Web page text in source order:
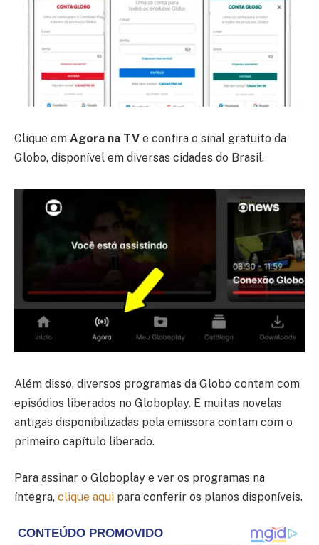
Clique em Agora na TV e confira o sinal gratuito da
Globo, disponível em diversas cidades do Brasil.
Além disso, diversos programas da Globo contam com
episódios liberados no Globoplay. E muitas novelas
antigas disponibilizadas pela emissora contam com o
primeiro capítulo liberado.
Para assinar o Globoplay e ver os programas na
íntegra, clique aqui para conferir os planos disponíveis.